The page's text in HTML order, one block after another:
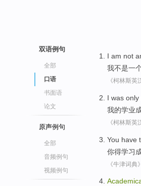
双语例句
全部
口语
书面语
论文
原声例句
全部
音频例句
视频例句
I am not
我不是一
《柯林斯英
I was only
我的学业
《柯林斯英
You have
你得学习
《牛津词典》